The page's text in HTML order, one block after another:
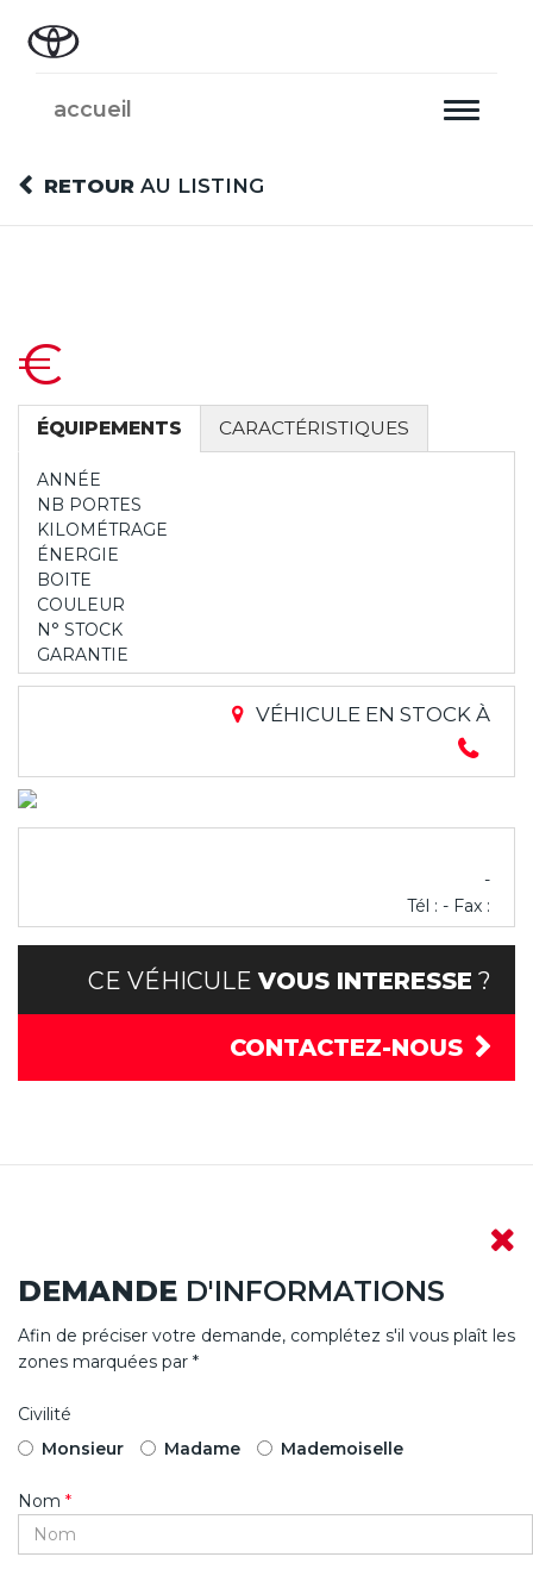
Toggle
accueil
RETOUR AU LISTING
€
ÉQUIPEMENTS CARACTÉRISTIQUES
ANNÉE
NB PORTES
KILOMÉTRAGE
ÉNERGIE
BOITE
COULEUR
N° STOCK
GARANTIE
VÉHICULE EN STOCK À
-
Tél : - Fax :
CE VÉHICULE VOUS INTERESSE ?
CONTACTEZ-NOUS
DEMANDE D'INFORMATIONS
Afin de préciser votre demande, complétez s'il vous plaît les
zones marquées par *
Civilité
Monsieur
Madame Mademoiselle
Nom *